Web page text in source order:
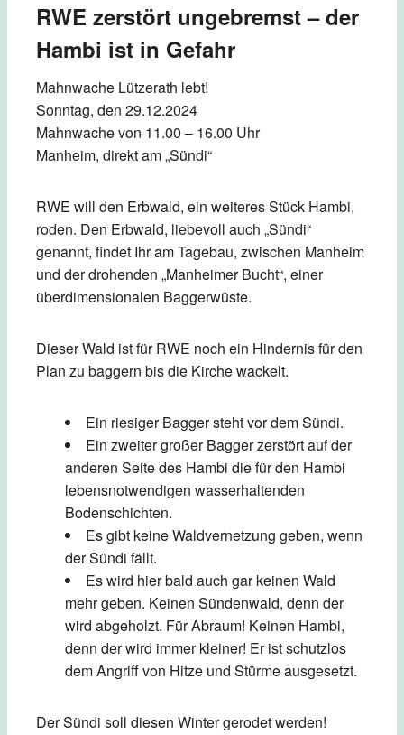
RWE zerstört ungebremst – der
Hambi ist in Gefahr
Mahnwache Lützerath lebt!
Sonntag, den 29.12.2024
Mahnwache von 11.00 – 16.00 Uhr
Manheim, direkt am „Sündi“
RWE will den Erbwald, ein weiteres Stück Hambi,
roden. Den Erbwald, liebevoll auch „Sündi“
genannt, findet Ihr am Tagebau, zwischen Manheim
und der drohenden „Manheimer Bucht“, einer
überdimensionalen Baggerwüste.
Dieser Wald ist für RWE noch ein Hindernis für den
Plan zu baggern bis die Kirche wackelt.
Ein riesiger Bagger steht vor dem Sündi.
Ein zweiter großer Bagger zerstört auf der
anderen Seite des Hambi die für den Hambi
lebensnotwendigen wasserhaltenden
Bodenschichten.
Es gibt keine Waldvernetzung geben, wenn
der Sündi fällt.
Es wird hier bald auch gar keinen Wald
mehr geben. Keinen Sündenwald, denn der
wird abgeholzt. Für Abraum! Keinen Hambi,
denn der wird immer kleiner! Er ist schutzlos
dem Angriff von Hitze und Stürme ausgesetzt.
Der Sündi soll diesen Winter gerodet werden!